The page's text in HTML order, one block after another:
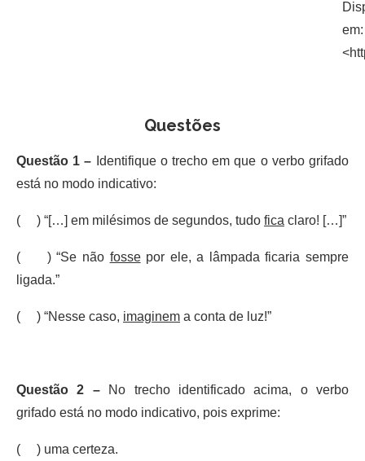
em:
Questões
Questão 1 – Identifique o trecho em que o verbo grifado
está no modo indicativo:
( ) “[…] em milésimos de segundos, tudo fica claro! […]”
( ) “Se não fossepor ele, a lâmpada ficaria sempre
ligada.”
( ) “Nesse caso, imaginem a conta de luz!”
Questão 2 –
No trecho identificado acima, o verbo
grifado está no modo indicativo, pois exprime:
( ) uma certeza.